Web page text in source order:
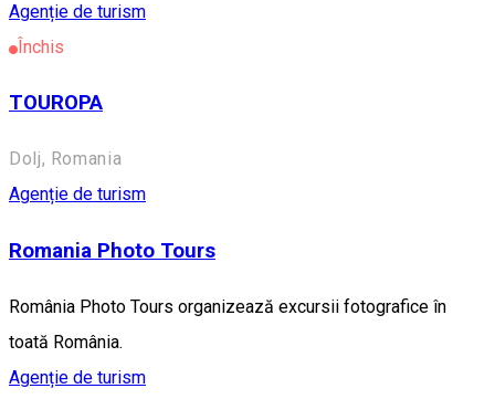
Agenție de turism
Închis
TOUROPA
Dolj, Romania
Agenție de turism
Romania Photo Tours
România Photo Tours organizează excursii fotografice în
toată România.
Agenție de turism